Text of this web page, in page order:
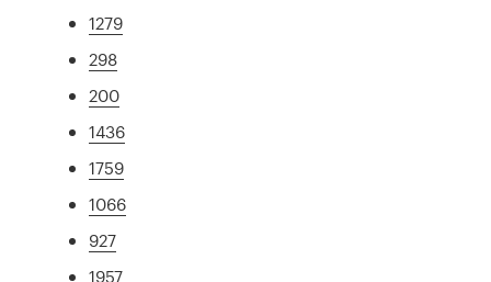
1279
298
200
1436
1759
1066
927
1957